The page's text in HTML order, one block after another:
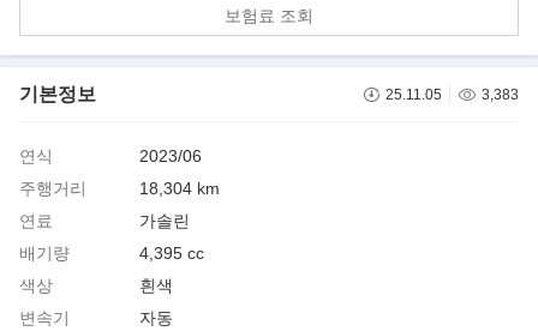
보험료 조회
기본정보 25.11.05 3,383
연식
2023/06
주행거리
18,304 km
연료
가솔린
배기량
4,395 cc
색상
흰색
변속기
자동